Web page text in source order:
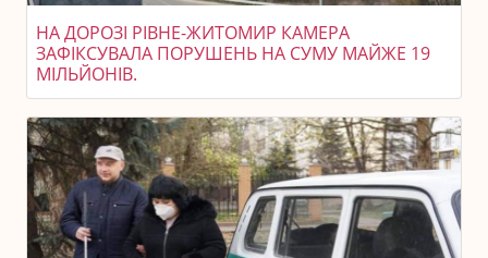
НА ДОРОЗІ РІВНЕ-ЖИТОМИР КАМЕРА
ЗАФІКСУВАЛА ПОРУШЕНЬ НА СУМУ МАЙЖЕ 19
МІЛЬЙОНІВ.